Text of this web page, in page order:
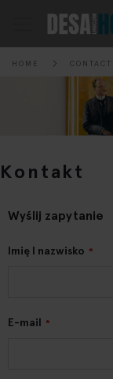
HOME
Kontakt
Wyślij zapytanie
Imię I nazwisko
E-mail